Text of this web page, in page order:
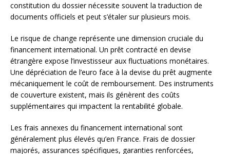
constitution du dossier nécessite souvent la traduction de
documents officiels et peut s’étaler sur plusieurs mois.
Le risque de change représente une dimension cruciale du
financement international. Un prêt contracté en devise
étrangère expose l’investisseur aux fluctuations monétaires.
Une dépréciation de l’euro face à la devise du prêt augmente
mécaniquement le coût de remboursement. Des instruments
de couverture existent, mais ils génèrent des coûts
supplémentaires qui impactent la rentabilité globale.
Les frais annexes du financement international sont
généralement plus élevés qu’en France. Frais de dossier
majorés, assurances spécifiques, garanties renforcées,